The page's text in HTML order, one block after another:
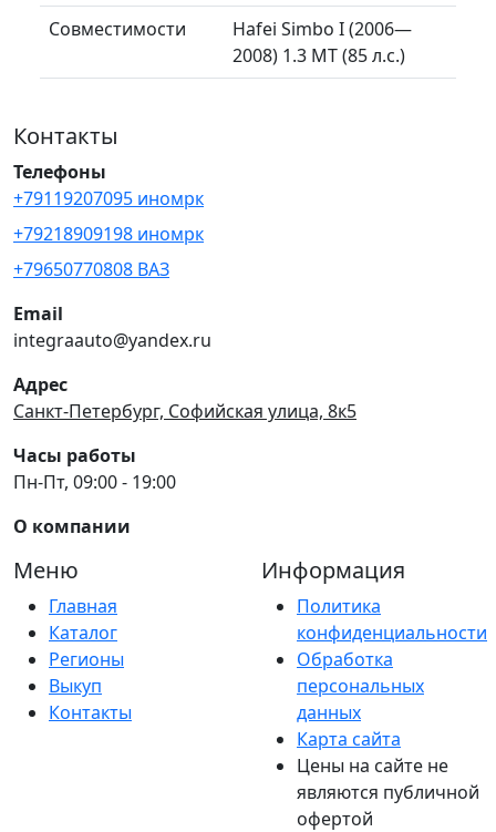
Совместимости
Hafei Simbo I (2006—
2008) 1.3 MT (85 л.с.)
Контакты
Телефоны
+79119207095 иномрк
+79218909198 иномрк
+79650770808 ВАЗ
Email
integraauto@yandex.ru
Адрес
Санкт-Петербург, Софийская улица, 8к5
Часы работы
Пн-Пт, 09:00 - 19:00
О компании
Меню
Главная
Каталог
Регионы
Выкуп
Контакты
Информация
Политика
конфиденциальности
Обработка
персональных
данных
Карта сайта
Цены на сайте не
являются публичной
офертой